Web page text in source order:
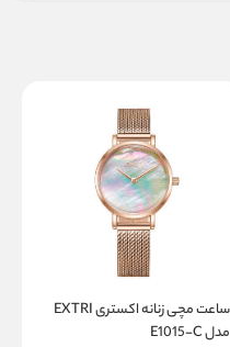
ساعت مچی زنانه اکستری EXTRI
مدل E1015-C